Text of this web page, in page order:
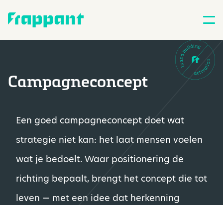
Campagneconcept
Een goed campagneconcept doet wat
strategie niet kan: het laat mensen voelen
wat je bedoelt. Waar positionering de
richting bepaalt, brengt het concept die tot
leven — met een idee dat herkenning